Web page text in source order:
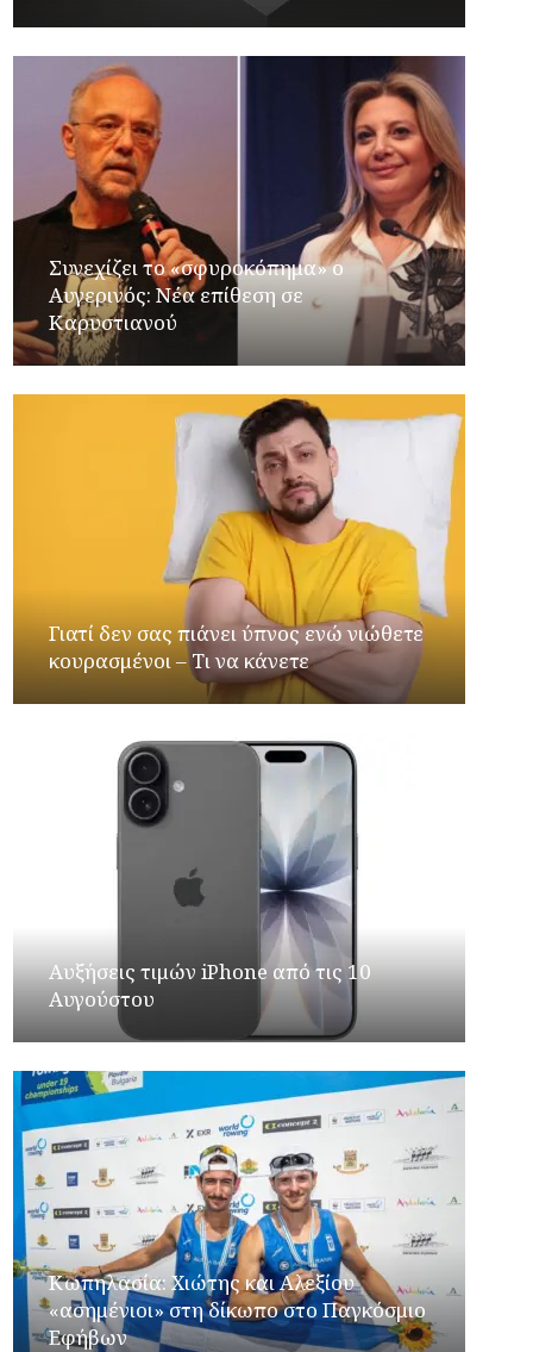
Συνεχίζει το «σφυροκόπημα» ο
Αυγερινός: Νέα επίθεση σε
Καρυστιανού
Γιατί δεν σας πιάνει ύπνος ενώ νιώθετε
κουρασμένοι – Τι να κάνετε
Αυξήσεις τιμών iPhone από τις 10
Αυγούστου
Κωπηλασία: Χιώτης και Αλεξίου
«ασημένιοι» στη δίκωπο στο Παγκόσμιο
Εφήβων